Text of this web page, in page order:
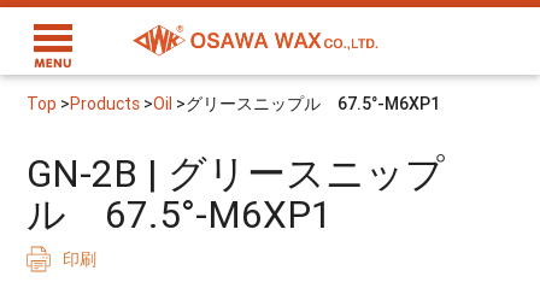
Top >Products >Oil >グリースニップル 67.5°-M6XP1
GN-2B | グリースニップ
ル 67.5°-M6XP1
印刷